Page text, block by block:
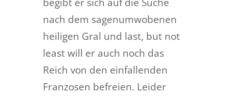
nach dem sagenumwobenen
heiligen Gral und last, but not
least will er auch noch das
Reich von den einfallenden
Franzosen befreien. Leider